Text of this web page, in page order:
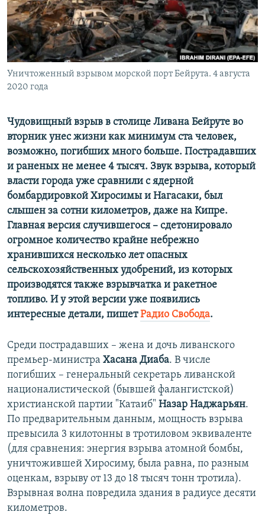
ПОБЕДИТЕЛЕЙ НЕ СУДЯТ?
КРЫМ.НЕПОКОРЕННЫЙ
ELIFBE
УКРАИНСКАЯ ПРОБЛЕМА КРЫМА
ПРИСОЕДИНЯЙТЕСЬ!
Все сайты RFE/RL
Уничтоженный взрывом морской порт Бейрута. 4 августа
2020 года
Чудовищный взрыв в столице Ливана Бейруте во
вторник унес жизни как минимум ста человек,
возможно, погибших много больше. Пострадавших
и раненых не менее 4 тысяч. Звук взрыва, который
власти города уже сравнили с ядерной
бомбардировкой Хиросимы и Нагасаки, был
слышен за сотни километров, даже на Кипре.
Главная версия случившегося – сдетонировало
огромное количество крайне небрежно
хранившихся несколько лет опасных
сельскохозяйственных удобрений, из которых
производятся также взрывчатка и ракетное
топливо. И у этой версии уже появились
интересные детали, пишетРадио Свобода.
Среди пострадавших – жена и дочь ливанского
премьер-министра Хасана Диаба. В числе
погибших – генеральный секретарь ливанской
националистической (бывшей фалангистской)
христианской партии "Катаиб" Назар Наджарьян.
По предварительным данным, мощность взрыва
превысила 3 килотонны в тротиловом эквиваленте
(для сравнения: энергия взрыва атомной бомбы,
уничтожившей Хиросиму, была равна, по разным
оценкам, взрыву от 13 до 18 тысяч тонн тротила).
Взрывная волна повредила здания в радиусе десяти
километров.